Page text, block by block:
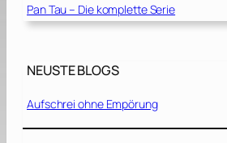
Pan Tau – Die komplette Serie
NEUSTE BLOGS
Aufschrei ohne Empörung